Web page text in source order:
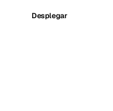
Desplegar